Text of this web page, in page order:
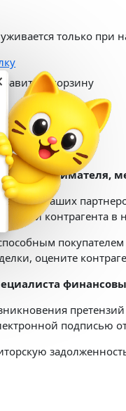
только
в корзину
у ваших
контрагента
оцените
подписью
✕